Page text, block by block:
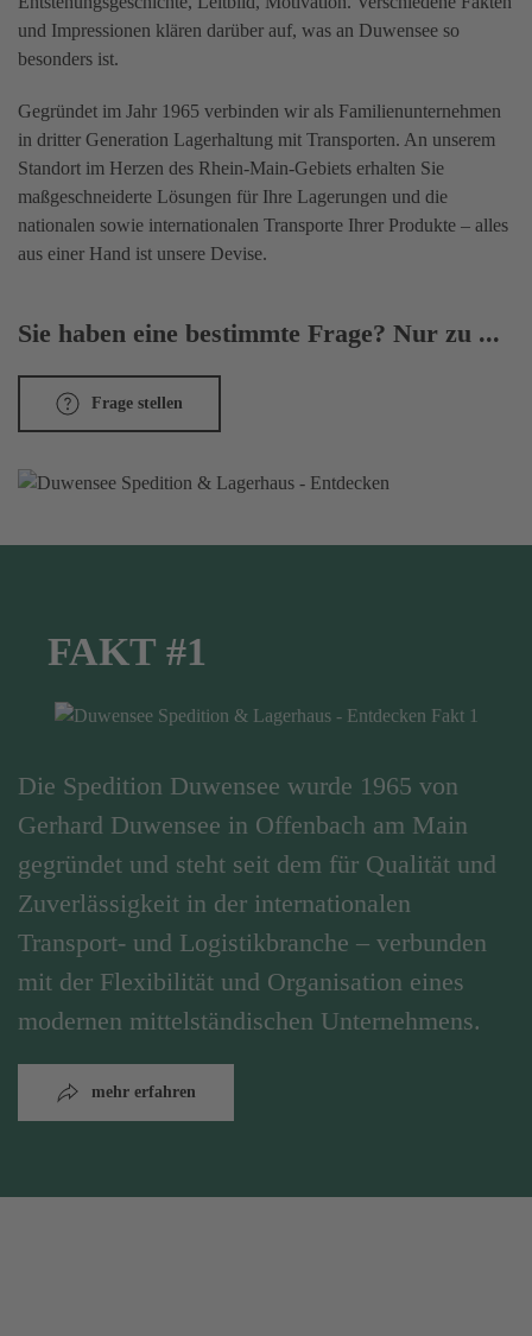
und Impressionen klären darüber auf, was an Duwensee so
besonders ist.
Gegründet im Jahr 1965 verbinden wir als Familienunternehmen
in dritter Generation Lagerhaltung mit Transporten. An unserem
Standort im Herzen des Rhein-Main-Gebiets erhalten Sie
maßgeschneiderte Lösungen für Ihre Lagerungen und die
nationalen sowie internationalen Transporte Ihrer Produkte – alles
aus einer Hand ist unsere Devise.
Sie haben eine bestimmte Frage? Nur zu ...
Frage stellen
FAKT #1
Die Spedition Duwensee wurde 1965 von
Gerhard Duwensee in Offenbach am Main
gegründet und steht seit dem für Qualität und
Zuverlässigkeit in der internationalen
Transport- und Logistikbranche – verbunden
mit der Flexibilität und Organisation eines
modernen mittelständischen Unternehmens.
mehr erfahren